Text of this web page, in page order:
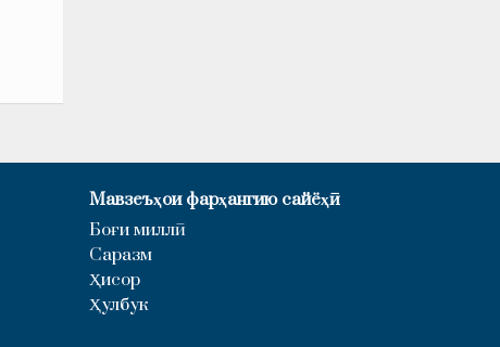
Мавзеъҳои фарҳангию сайёҳӣ
Боғи миллӣ
Саразм
Ҳисор
Ҳулбук